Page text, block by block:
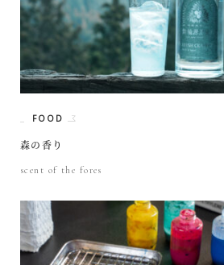
FOOD
森の香り
scent of the fores